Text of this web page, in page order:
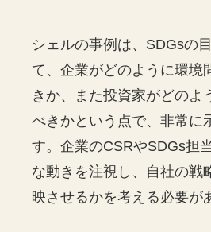
シェルの事例は、SDGsの
て、企業がどのように環境
きか、また投資家がどのよ
べきかという点で、非常に
す。企業のCSRやSDGs担
な動きを注視し、自社の戦
映させるかを考える必要が